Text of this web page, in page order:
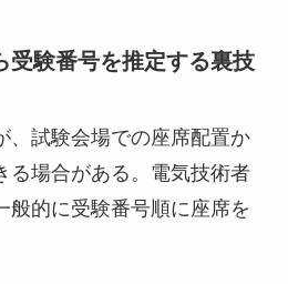
受験番号を推定する裏技
、試験会場での座席配置か
る場合がある。電気技術者
般的に受験番号順に座席を